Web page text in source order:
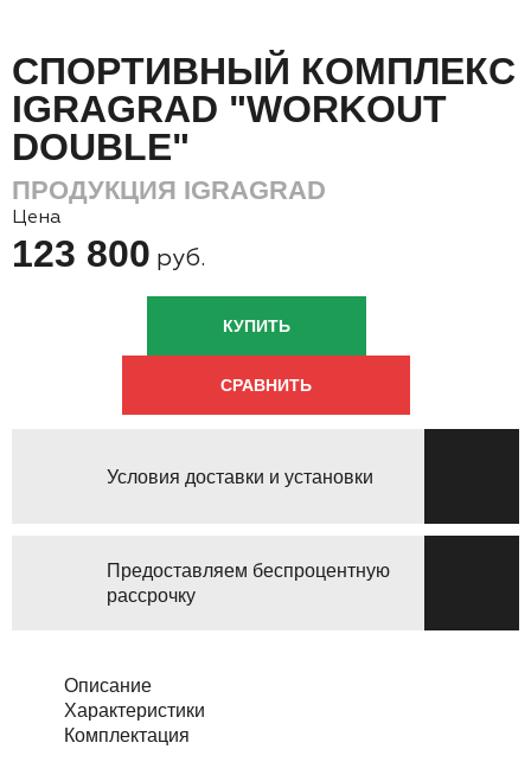
СПОРТИВНЫЙ КОМПЛЕКС
IGRAGRAD "WORKOUT
DOUBLE"
ПРОДУКЦИЯ IGRAGRAD
Цена
123 800 руб.
КУПИТЬ
СРАВНИТЬ
Условия доставки и установки
Предоставляем беспроцентную
рассрочку
Описание
Характеристики
Комплектация